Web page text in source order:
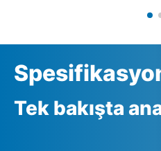
Tek bakışta